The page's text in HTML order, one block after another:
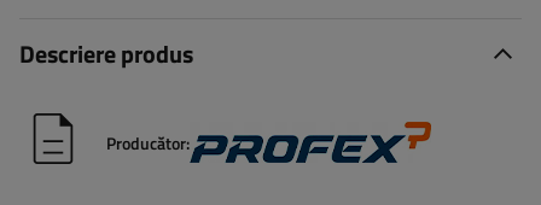
Descriere produs
Producător: